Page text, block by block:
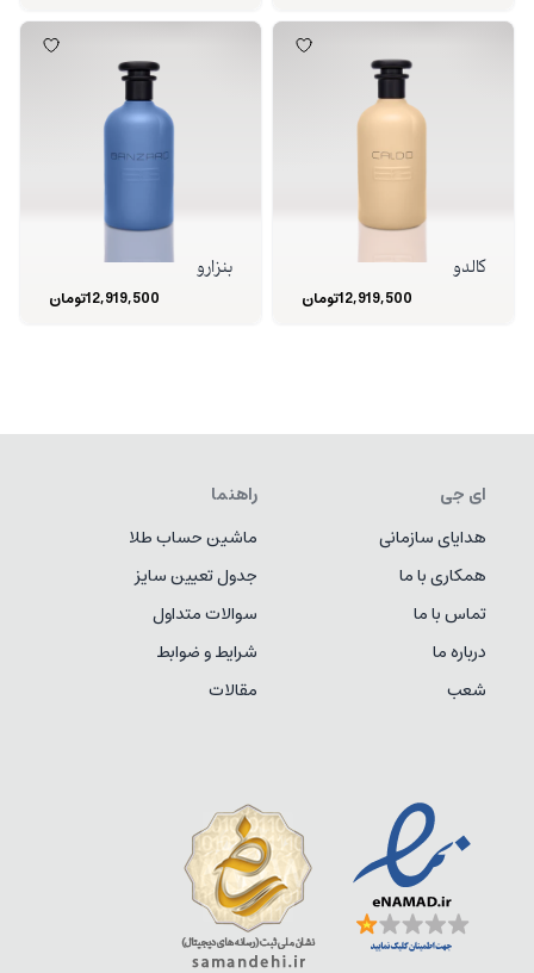
کالدو
12,919,500تومان
بنزارو
12,919,500تومان
ای جی
هدایای سازمانی
همکاری با ما
تماس با ما
درباره ما
شعب
راهنما
ماشین حساب طلا
جدول تعیین سایز
سوالات متداول
شرایط و ضوابط
مقالات